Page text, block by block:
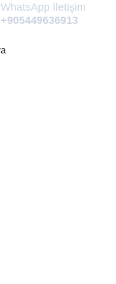
WhatsApp İletişim
+905449636913